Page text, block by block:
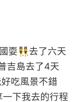
耍👯去了六天
吉島去了4天
吃風景不錯
一下我去的行程